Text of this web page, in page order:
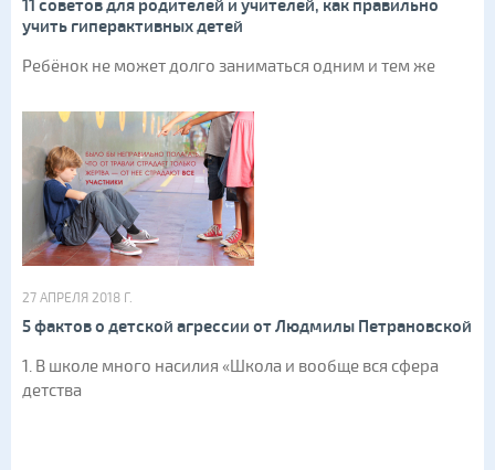
11 советов для родителей и учителей, как правильно
учить гиперактивных детей
Ребёнок не может долго заниматься одним и тем же
27 АПРЕЛЯ 2018 Г.
5 фактов о детской агрессии от Людмилы Петрановской
1. В школе много насилия «Школа и вообще вся сфера
детства